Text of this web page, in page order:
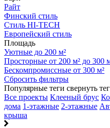
Райт
Финский стиль
Стиль HI-TECH
Европейский стиль
Площадь
Уютные до 200 м²
Просторные от 200 м² до 300
Бескомпромиссные от 300 м²
Сбросить фильтры
Популярные теги свернуть
Все проекты Клееный брус
дома 1-этажные 2-этажные
крыша